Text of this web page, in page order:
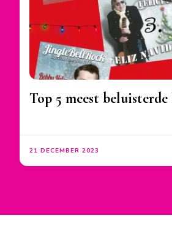
Top 5 meest
21 DECEMBER 2023